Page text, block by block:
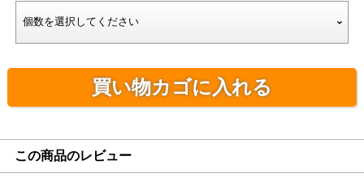
買い物カゴに入れる
この商品のレビュー